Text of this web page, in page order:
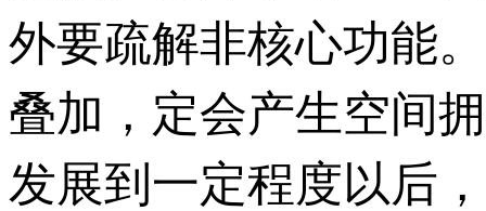
外要疏解非核心功能
叠加，定会产生空间
发展到一定程度以后